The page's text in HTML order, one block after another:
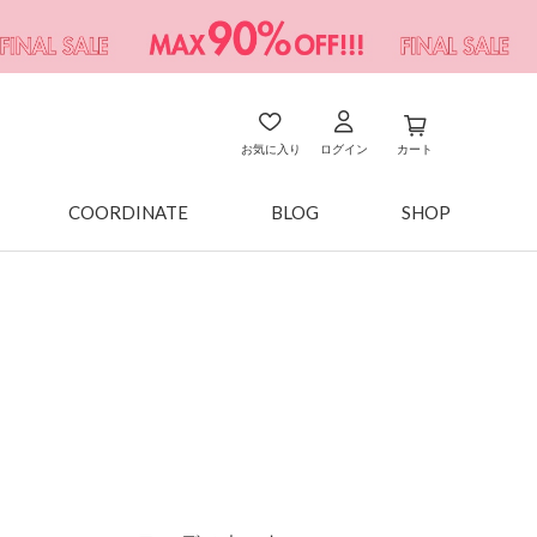
お気に入り ログイン カート
COORDINATE BLOG SHOP